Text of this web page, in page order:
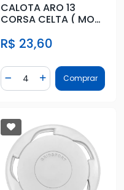
CALOTA ARO 13
CORSA CELTA ( MOD
R$ 23,60
Diminuir Quantidade
Quantidade
AdicionarComprar